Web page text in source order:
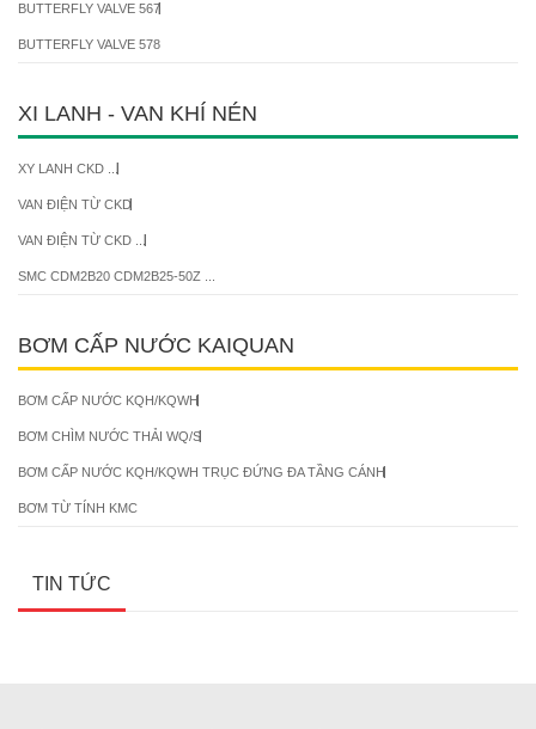
BUTTERFLY VALVE 567
BUTTERFLY VALVE 578
XI LANH - VAN KHÍ NÉN
XY LANH CKD ...
VAN ĐIỆN TỪ CKD
VAN ĐIỆN TỪ CKD ...
SMC CDM2B20 CDM2B25-50Z ...
BƠM CẤP NƯỚC KAIQUAN
BƠM CẤP NƯỚC KQH/KQWH
BƠM CHÌM NƯỚC THẢI WQ/S
BƠM CẤP NƯỚC KQH/KQWH TRỤC ĐỨNG ĐA TẦNG CÁNH
BƠM TỪ TÍNH KMC
TIN TỨC